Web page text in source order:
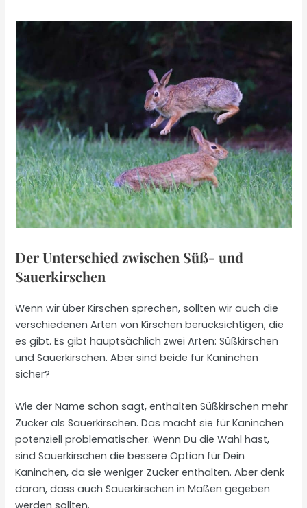
Der Unterschied zwischen Süß- und
Sauerkirschen
Wenn wir über Kirschen sprechen, sollten wir auch die
verschiedenen Arten von Kirschen berücksichtigen, die
es gibt. Es gibt hauptsächlich zwei Arten: Süßkirschen
und Sauerkirschen. Aber sind beide für Kaninchen
sicher?
Wie der Name schon sagt, enthalten Süßkirschen mehr
Zucker als Sauerkirschen. Das macht sie für Kaninchen
potenziell problematischer. Wenn Du die Wahl hast,
sind Sauerkirschen die bessere Option für Dein
Kaninchen, da sie weniger Zucker enthalten. Aber denk
daran, dass auch Sauerkirschen in Maßen gegeben